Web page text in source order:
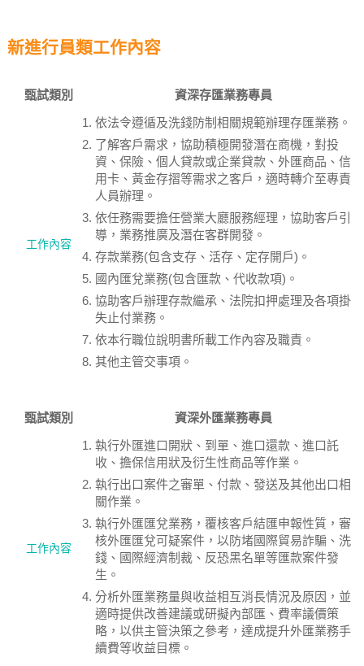
新進行員類工作內容
甄試類別 資深存匯業務專員
工作內容
依法令遵循及洗錢防制相關規範辦理存匯業務。
了解客戶需求，協助積極開發潛在商機，對投
資、保險、個人貸款或企業貸款、外匯商品、信
用卡、黃金存摺等需求之客戶，適時轉介至專責
人員辦理。
依任務需要擔任營業大廳服務經理，協助客戶引
導，業務推廣及潛在客群開發。
存款業務(包含支存、活存、定存開戶)。
國內匯兌業務(包含匯款、代收款項)。
協助客戶辦理存款繼承、法院扣押處理及各項掛
失止付業務。
依本行職位說明書所載工作內容及職責。
其他主管交事項。
甄試類別 資深外匯業務專員
工作內容
執行外匯進口開狀、到單、進口還款、進口託
收、擔保信用狀及衍生性商品等作業。
執行出口案件之審單、付款、發送及其他出口相
關作業。
執行外匯匯兌業務，覆核客戶結匯申報性質，審
核外匯匯兌可疑案件，以防堵國際貿易詐騙、洗
錢、國際經濟制裁、反恐黑名單等匯款案件發
生。
分析外匯業務量與收益相互消長情況及原因，並
適時提供改善建議或研擬內部匯、費率議價策
略，以供主管決策之參考，達成提升外匯業務手
續費等收益目標。